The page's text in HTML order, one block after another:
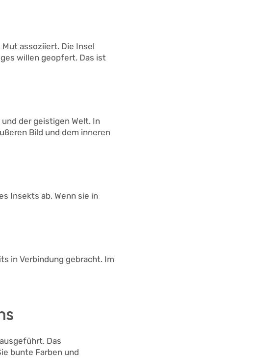
assoziiert. Die Insel
willen geopfert. Das ist
der geistigen Welt. In
Bild und dem inneren
Insekts ab. Wenn sie in
in Verbindung gebracht. Im
Das
bunte Farben und